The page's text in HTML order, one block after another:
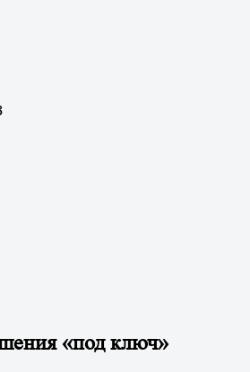
«под ключ»